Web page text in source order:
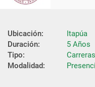
Ubicación:
Itapúa
Duración:
5 Años
Tipo:
Modalidad: